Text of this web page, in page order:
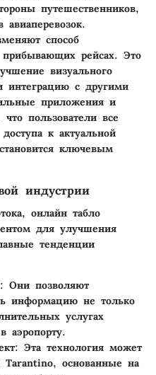
путешественников,
способ
рейсах. Это
визуального
интеграцию с другими
приложения и
пользователи все
к актуальной
ключевым
индустрии
онлайн табло
для улучшения
тенденции
: Они позволяют
информацию не только
услугах
аэропорту.
: Эта технология может
Tarantino, основанные на